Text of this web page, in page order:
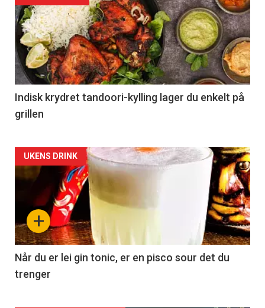
Indisk krydret tandoori-kylling lager du enkelt på
grillen
Forsiden
akkurat
nå
-
2
+
UKENS DRINK
Når du er lei gin tonic, er en pisco sour det du
trenger